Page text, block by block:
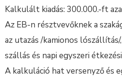
Kalkulált kiadás: 300.000.-ft
Az EB-n résztvevőknek a
az utazás /kamionos lószállítás/
szállás és napi egyszeri
A kalkuláció hat versenyző és